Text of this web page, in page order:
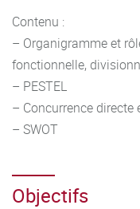
Contenu :
– Organigramme et
fonctionnelle,
– PESTEL
– Concurrence
– SWOT
Objectifs